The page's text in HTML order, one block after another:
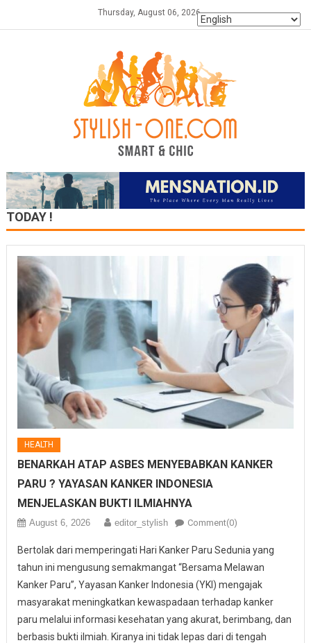
Thursday, August 06, 2026
TODAY !
HEALTH
BENARKAH ATAP ASBES MENYEBABKAN KANKER
PARU ? YAYASAN KANKER INDONESIA
MENJELASKAN BUKTI ILMIAHNYA
August 6, 2026 editor_stylish Comment(0)
Bertolak dari memperingati Hari Kanker Paru Sedunia yang
tahun ini mengusung semakmangat “Bersama Melawan
Kanker Paru”, Yayasan Kanker Indonesia (YKI) mengajak
masyarakat meningkatkan kewaspadaan terhadap kanker
paru melalui informasi kesehatan yang akurat, berimbang, dan
berbasis bukti ilmiah. Kiranya ini tidak lepas dari di tengah